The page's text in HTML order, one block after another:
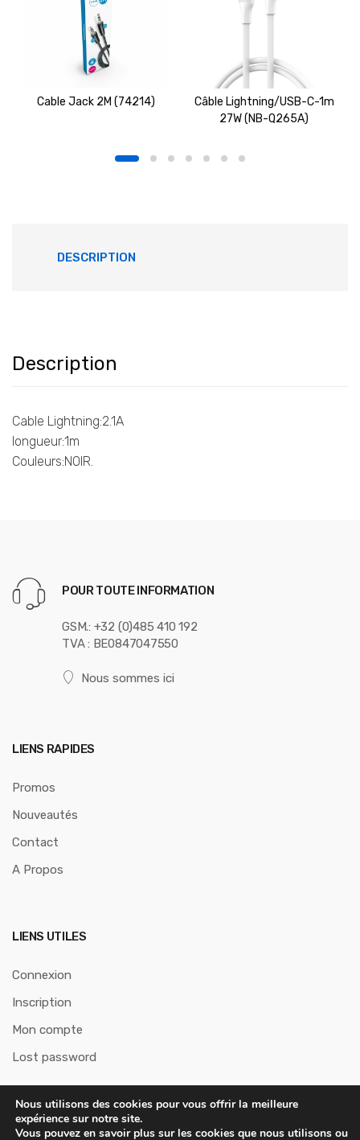
Cable Jack 2M (74214)
Câble Lightning/USB-C-1m
27W (NB-Q265A)
DESCRIPTION
Description
Cable Lightning:2.1A
longueur:1m
Couleurs:NOIR.
POUR TOUTE INFORMATION
GSM.: +32 (0)485 410 192
TVA : BE0847047550
Nous sommes ici
LIENS RAPIDES
Promos
Nouveautés
Contact
A Propos
LIENS UTILES
Connexion
Inscription
Mon compte
Lost password
Nous utilisons des cookies pour vous offrir la meilleure
expérience sur notre site.
Vous pouvez en savoir plus sur les cookies que nous utilisons ou